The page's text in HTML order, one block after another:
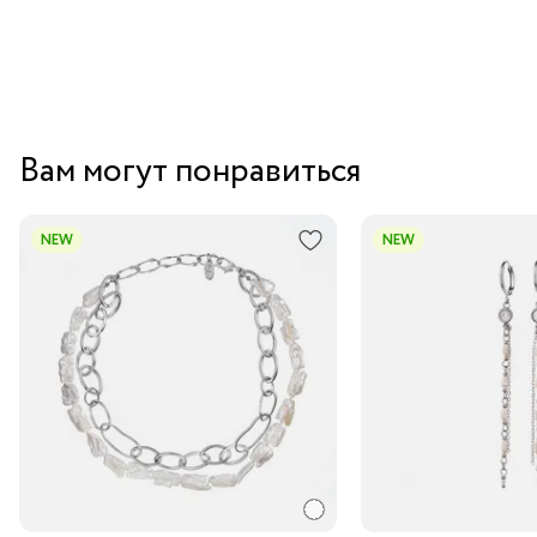
Вам могут понравиться
NEW NEW